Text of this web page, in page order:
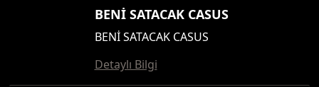
BENİ SATACAK CASUS
BENİ SATACAK CASUS
Detaylı Bilgi